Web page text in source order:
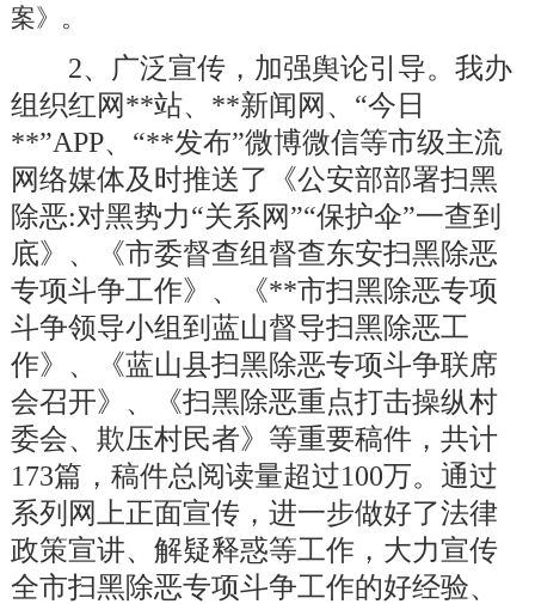
案》。
2、广泛宣传，加强舆论引导。 我办
组织红网**站、**新闻网、 “今日
**”APP、“**发布”微博微信等市级主流
网络媒体及时推送了《公安部部署扫黑
除恶:对黑势力“关系网”“保护伞”一查到
底》 、
《市委督查组督查东安扫黑除恶
专项斗争工作》 、
《**市扫黑除恶专项
斗争领导小组到蓝山督导扫黑除恶工
作》 、
《蓝山县扫黑除恶专项斗争联席
会召开》 、
《扫黑除恶重点打击操纵村
委会、欺压村民者》等重要稿件，共计
173篇，稿件总阅读量超过100万。通过
系列网上正面宣传，进一步做好了法律
政策宣讲、解疑释惑等工作，大力宣传
全市扫黑除恶专项斗争工作的好经验、